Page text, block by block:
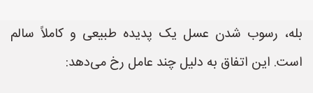
بله، رسوب شدن عسل یک پدیده طبیعی و کاملاً سالم
است. این اتفاق به دلیل چند عامل رخ می‌دهد: